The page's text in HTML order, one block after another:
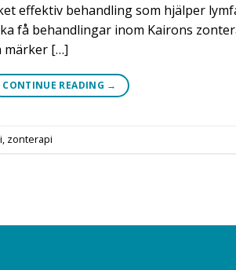
effektiv behandling som hjälper
få behandlingar inom Kairons
märker […]
CONTINUE READING →
, zonterapi